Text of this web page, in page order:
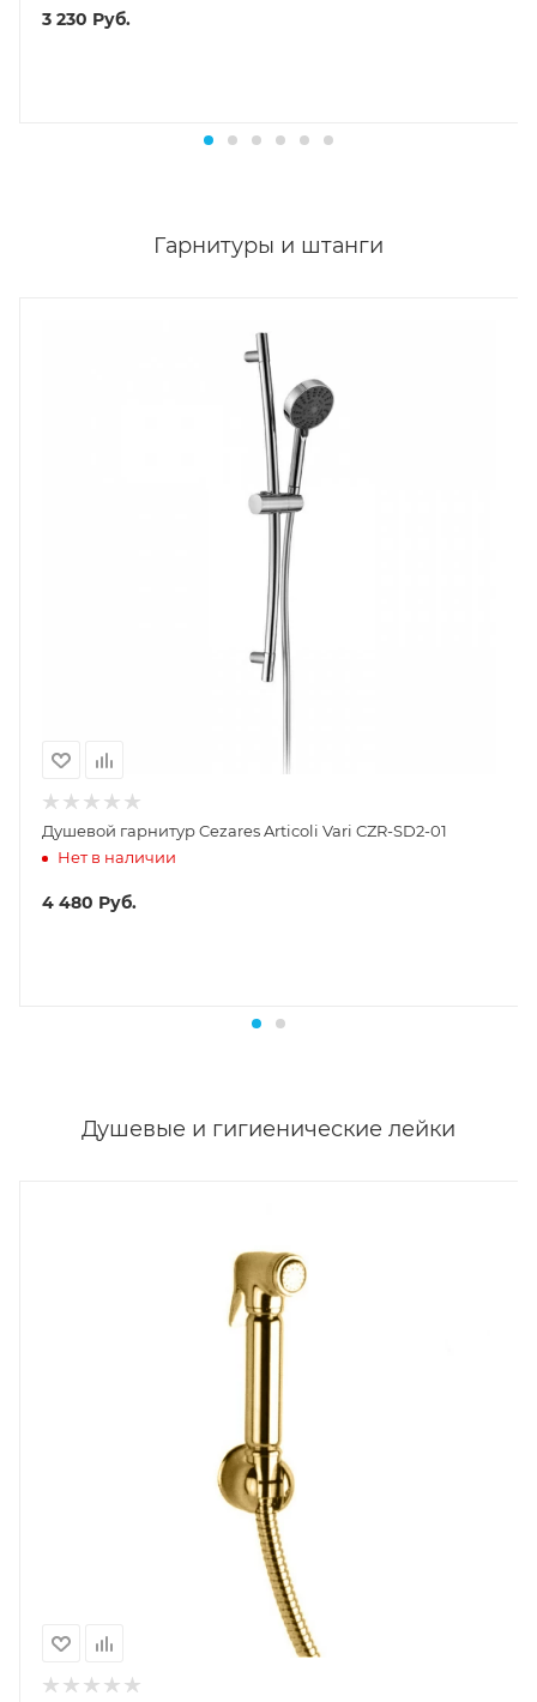
3 230 Руб.
Гарнитуры и штанги
Душевой гарнитур Cezares Articoli Vari CZR-SD2-01
Нет в наличии
4 480 Руб.
Душевые и гигиенические лейки